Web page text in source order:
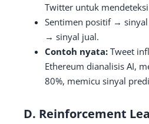
Twitter untuk mendeteksi
Sentimen positif →
→ sinyal jual.
Contoh nyata: Tweet
Ethereum dianalisis AI,
80%, memicu sinyal
D. Reinforcement